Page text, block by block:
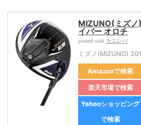
MIZUNO(ミズノ
イバー オロチ
posted with カエレバ
ミズノ(MIZUNO)
Amazonで検索
楽天市場で検索
Yahooショッピング
で検索